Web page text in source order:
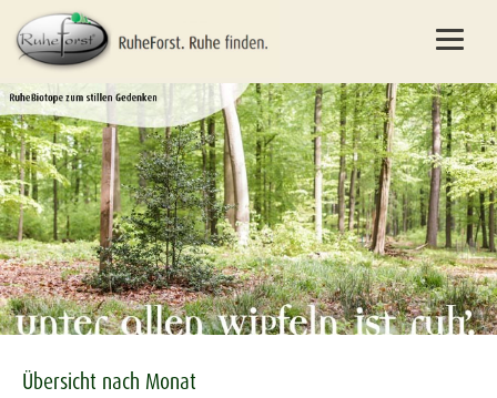
Übersicht nach Monat